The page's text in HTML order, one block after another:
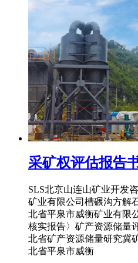
采矿权评估报告
SLS北京山连山矿业开发
矿业有限公司槽碾沟方解
北省平泉市威衡矿业有限
核实报告〉矿产资源储量
北省矿产资源储量研究冀
北省平泉市威衡